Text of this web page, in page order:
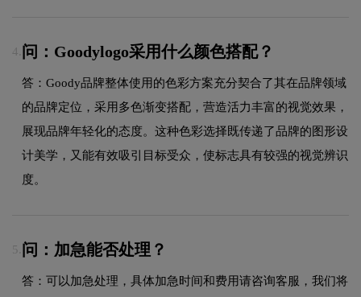
4. 问：Goodylogo采用什么颜色搭配？
答：Goody品牌整体使用的色彩方案充分契合了其在品牌领域
的品牌定位，采用多色渐变搭配，营造活力丰富的视觉效果，
展现品牌年轻化的态度。这种色彩选择既传递了品牌的图形设
计美学，又能有效吸引目标受众，使标志具有较强的视觉辨识
度。
5. 问：加急能否处理？
答：可以加急处理，具体加急时间和费用请咨询客服，我们将